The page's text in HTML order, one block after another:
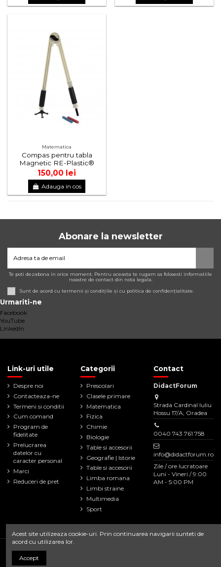
Matematica
Compas pentru tabla
Magnetic RE-Plastic®
150,00 lei
Adauga in cos
Abonare la newsletter
Te poti dezabona in orice moment. Pentru aceasta te rugam sa folosesti informatiile
noastre de contact din nota legala.
Sunt de acord cu termenii și condițiile și cu politica de confidențialitate.
Urmariti-ne
Facebook
YouTube
LinkedIn
Link-uri utile
Despre noi
Contacteaza-ne
Termeni si conditii
Cum comand
Program de
fidelitate
Prelucrarea
datelor cu
caracter personal
Marci
Reduceri de pret
Categorii
Prescolari
Clasele primare
Matematica
Fizica
Chimie
Biologie
Table si accesorii
Geografie | Istorie
Table si accesorii
Limba romana
Limbi straine
Multimedia
Sport
Contact
DidactForum
Strada Cardinal Iuliu
Hossu 17/A, Oradea
0040 743 761 758
info@didactforum.ro
Zile / ore lucratoare
Luni - Vineri / 9:00
AM - 5:00 PM
Acest site utilizeaza cookie-uri. Prin continuarea navigarii sunteti de
acord cu utilizarea lor.
Accept